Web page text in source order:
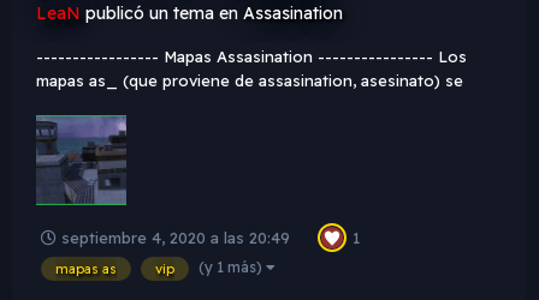
LeaN publicó un tema en Assasination
----------------- Mapas Assasination ---------------- Los
mapas as_ (que proviene de assasination, asesinato) se
debe ser escoltado y protegido por los anti-terroristas
hasta la zona de escape, mientras que los...
septiembre 4, 2020 a las 20:49 1
mapas as vip (y 1 más)